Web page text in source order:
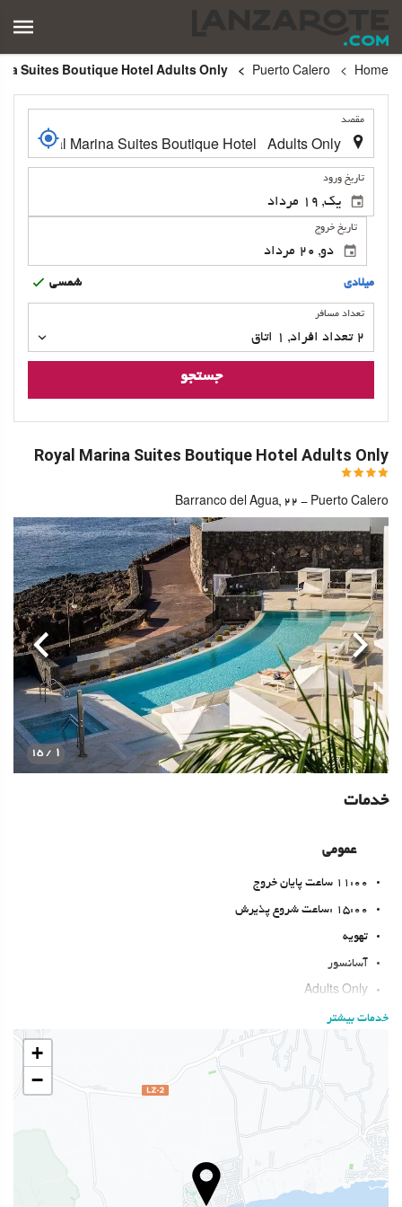
Home
Puerto Calero
مقصد
تاریخ ورود
تاریخ خروج
ميلادى شمسى
تعداد
تعداد مسافر
2 تعداد افراد ,
1 اتاق
جستجو
Royal Marina Suites Boutique Hotel Adults Only
Barranco del Agua, 22 - Puerto Calero
1
/ 15
قبلی بعدی
خدمات
عمومی
11:00 ساعت پایان خروج
15:00 :ساعت شروع پذیرش
تهویه
آسانسور
Adults Only
دسترسی افراد با محدودیت‌های حرکتی
اتاق‌های غیرسیگاری‌ها
منطقه سیگار کشیدن
حیوانات خانگی مجاز نیست
بهداشت و سلامتی
حوله مخصوص ساحل یا استخر
خدمات بیشتر
+
−